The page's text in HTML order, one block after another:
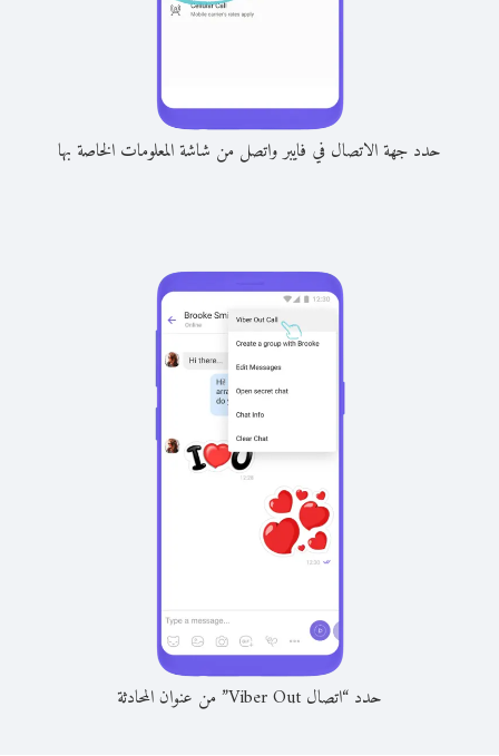
حدد جهة الاتصال في فايبر واتصل من شاشة المعلومات الخاصة بها
حدد “اتصال Viber Out” من عنوان المحادثة